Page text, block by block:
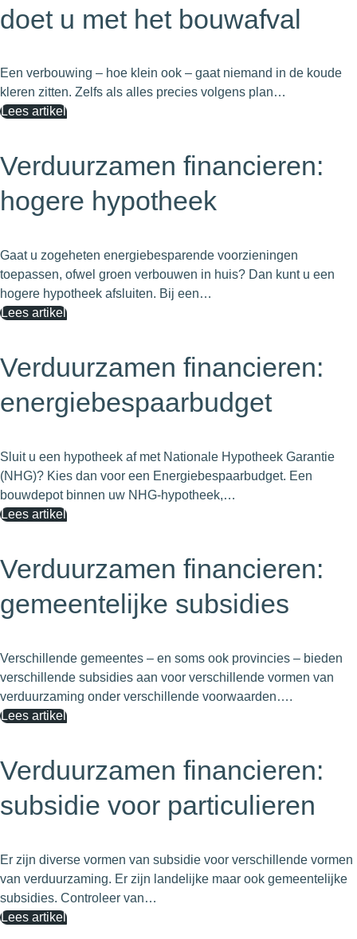
doet u met het bouwafval
Een verbouwing – hoe klein ook – gaat niemand in de koude
kleren zitten. Zelfs als alles precies volgens plan…
Lees artikel
Verduurzamen financieren:
hogere hypotheek
Gaat u zogeheten energiebesparende voorzieningen
toepassen, ofwel groen verbouwen in huis? Dan kunt u een
hogere hypotheek afsluiten. Bij een…
Lees artikel
Verduurzamen financieren:
energiebespaarbudget
Sluit u een hypotheek af met Nationale Hypotheek Garantie
(NHG)? Kies dan voor een Energiebespaarbudget. Een
bouwdepot binnen uw NHG-hypotheek,…
Lees artikel
Verduurzamen financieren:
gemeentelijke subsidies
Verschillende gemeentes – en soms ook provincies – bieden
verschillende subsidies aan voor verschillende vormen van
verduurzaming onder verschillende voorwaarden….
Lees artikel
Verduurzamen financieren:
subsidie voor particulieren
Er zijn diverse vormen van subsidie voor verschillende vormen
van verduurzaming. Er zijn landelijke maar ook gemeentelijke
subsidies. Controleer van…
Lees artikel